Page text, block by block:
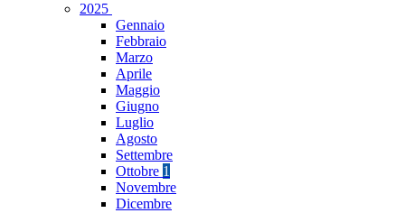
2025
Gennaio
Febbraio
Marzo
Aprile
Maggio
Giugno
Luglio
Agosto
Settembre
Ottobre 1
Novembre
Dicembre